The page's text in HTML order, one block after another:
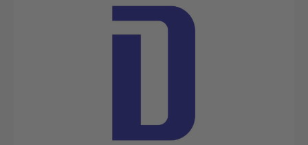
Pomiń galerię zdjęć